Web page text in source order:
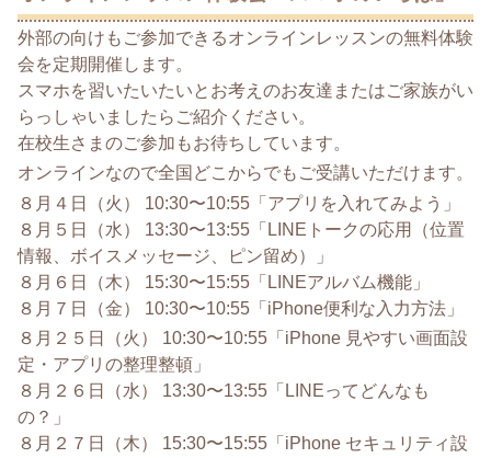
外部の向けもご参加できるオンラインレッスンの無料体験
会を定期開催します。
スマホを習いたいたいとお考えのお友達またはご家族がい
らっしゃいましたらご紹介ください。
在校生さまのご参加もお待ちしています。
オンラインなので全国どこからでもご受講いただけます。
８月４日（火） 10:30〜10:55 「アプリを入れてみよう 」
８月５日
（水） 13:30〜13:55「LINEトークの応用（位置
情報、ボイスメッセージ、ピン留め）
」
８月６日（木） 15:30〜15:55 「LINEアルバム機能 」
８月７日（金） 10:30〜10:55 「iPhone便利な入力方法 」
８月２５日（火） 10:30〜10:55 「iPhone 見やすい画面設
定・アプリの整理整頓 」
８月２６日
（水） 13:30〜13:55「LINEってどんなも
の？ 」
８月 ２７ 日（木） 15:30〜15:55 「iPhone セキュリティ設